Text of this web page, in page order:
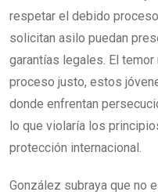
respetar el debido
solicitan asilo puedan
garantías legales. El
proceso justo, estos
donde enfrentan
lo que violaría los
protección internacional.
González subraya que no